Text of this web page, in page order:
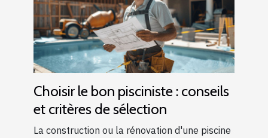
Choisir le bon pisciniste : conseils
et critères de sélection
La construction ou la rénovation d'une piscine